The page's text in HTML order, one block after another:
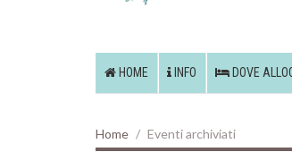
HOME INFO DOVE
Home Eventi archiviati